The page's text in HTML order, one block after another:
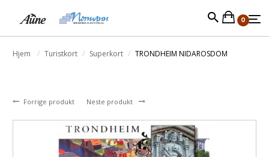
0
Hjem Turistkort Superkort TRONDHEIM NIDAROSDOM
Forrige produkt Neste produkt